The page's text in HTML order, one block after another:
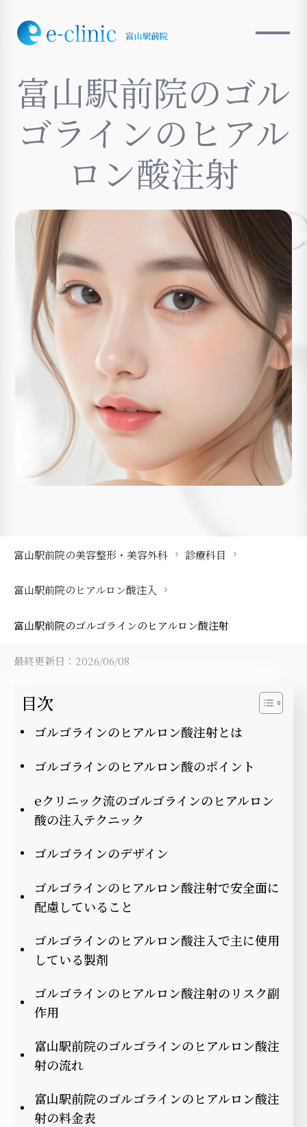
富山駅前院のゴル
ゴラインのヒアル
ロン酸注射
富山駅前院の美容整形・美容外科 診療科目
富山駅前院のヒアルロン酸注入
富山駅前院のゴルゴラインのヒアルロン酸注射
最終更新日：2026/06/08
目次
ゴルゴラインのヒアルロン酸注射とは
ゴルゴラインのヒアルロン酸のポイント
eクリニック流のゴルゴラインのヒアルロン
酸の注入テクニック
ゴルゴラインのデザイン
ゴルゴラインのヒアルロン酸注射で安全面に
配慮していること
ゴルゴラインのヒアルロン酸注入で主に使用
している製剤
ゴルゴラインのヒアルロン酸注射のリスク副
作用
富山駅前院のゴルゴラインのヒアルロン酸注
射の流れ
富山駅前院のゴルゴラインのヒアルロン酸注
射の料金表